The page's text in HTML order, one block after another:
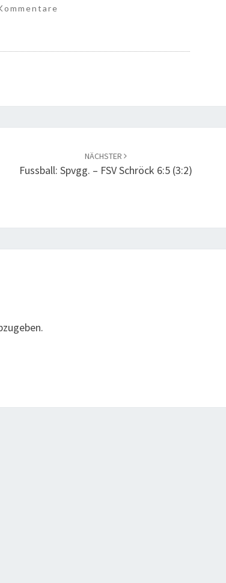
NÄCHSTER
Fussball: Spvgg. – FSV Schröck 6:5 (3:2)